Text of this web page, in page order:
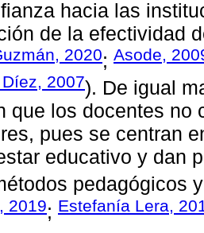
hacia las
de la efectividad
2020; Asode,
2007). De igual
que los docentes no
pues se centran
educativo y dan
pedagógicos
2019; Estefanía Lera,